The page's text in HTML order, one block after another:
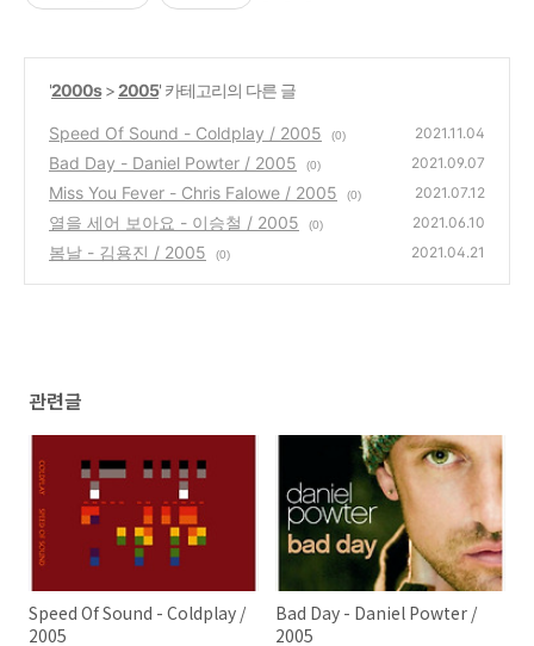
'2000s>2005' 카테고리의 다른 글
Speed Of Sound - Coldplay / 2005 (0) 2021.11.04
Bad Day - Daniel Powter / 2005 (0) 2021.09.07
Miss You Fever - Chris Falowe / 2005 (0) 2021.07.12
열을 세어 보아요 - 이승철 / 2005 (0) 2021.06.10
봄날 - 김용진 / 2005 (0) 2021.04.21
관련글
Speed Of Sound - Coldplay /
2005
Bad Day - Daniel Powter /
2005